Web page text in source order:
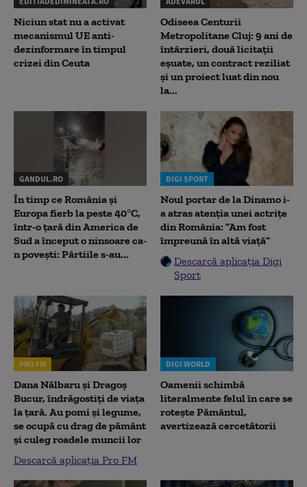
Niciun stat nu a activat
mecanismul UE anti-
dezinformare în timpul
crizei din Ceuta
Odiseea Centurii
Metropolitane Cluj: 9 ani de
întârzieri, două licitații
eșuate, un contract reziliat
și un proiect luat din nou
la...
GANDUL.RO
În timp ce România și
Europa fierb la peste 40°C,
într-o țară din America de
Sud a început o ninsoare ca-
n povești: Pârtiile s-au...
DIGI SPORT
Noul portar de la Dinamo i-
a atras atenția unei actrițe
din România: ”Am fost
împreună în altă viață”
Descarcă aplicația Digi
Sport
PRO FM
Dana Nălbaru și Dragoș
Bucur, îndrăgostiți de viața
la țară. Au pomi și legume,
se ocupă cu drag de pământ
și culeg roadele muncii lor
Descarcă aplicația Pro FM
DIGI WORLD
Oamenii schimbă
literalmente felul în care se
rotește Pământul,
avertizează cercetătorii